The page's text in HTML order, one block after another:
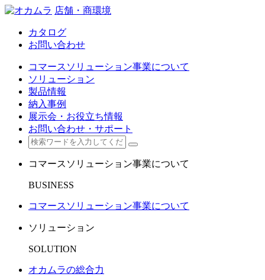
店舗・商環境
カタログ
お問い合わせ
コマースソリューション事業について
ソリューション
製品情報
納入事例
展示会・お役立ち情報
お問い合わせ・サポート
コマースソリューション事業について
BUSINESS
コマースソリューション事業について
ソリューション
SOLUTION
オカムラの総合力